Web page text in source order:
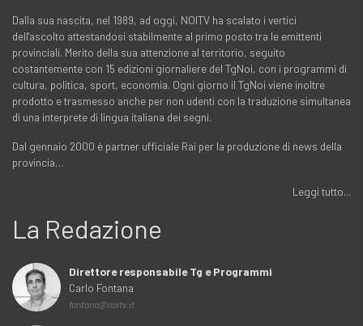
Dalla sua nascita, nel 1989, ad oggi, NOITV ha scalato i vertici
dell'ascolto attestandosi stabilmente al primo posto tra le emittenti
provinciali. Merito della sua attenzione al territorio, seguito
costantemente con 15 edizioni giornaliere del TgNoi, con i programmi di
cultura, politica, sport, economia. Ogni giorno il TgNoi viene inoltre
prodotto e trasmesso anche per non udenti con la traduzione simultanea
di una interprete di lingua italiana dei segni.
Dal gennaio 2000 è partner ufficiale Rai per la produzione di news della
provincia…
Leggi tutto...
La Redazione
Direttore responsabile Tg e Programmi
Carlo Fontana
fontana@noitv.it